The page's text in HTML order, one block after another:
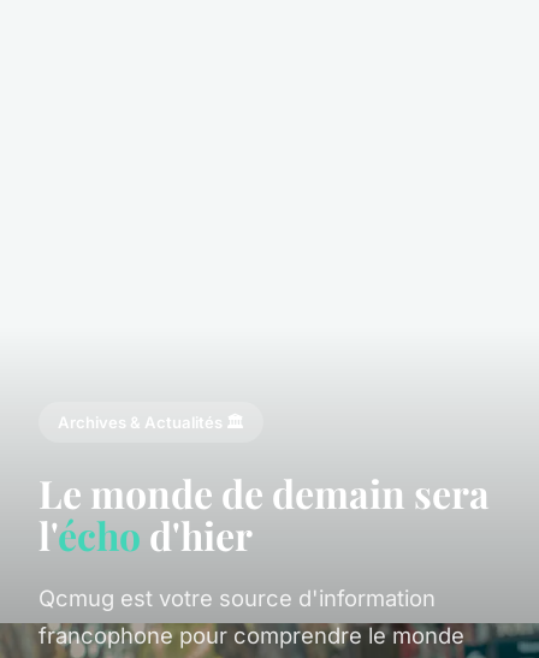
Archives & Actualités 🏛️
Le monde de demain sera
l'écho d'hier
Qcmug est votre source d'information
francophone pour comprendre le monde